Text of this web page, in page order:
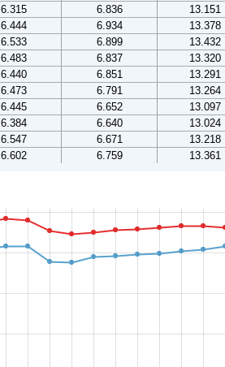
6.315 6.836
13.151
6.444 6.934
13.378
6.533 6.899
13.432
6.483 6.837
13.320
6.440 6.851
13.291
6.473 6.791
13.264
6.445 6.652
13.097
6.384 6.640
13.024
6.547 6.671
13.218
6.602 6.759 13.361